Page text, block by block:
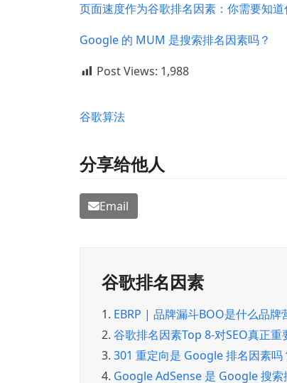
页面速度作为谷歌排名因素：你需要知道
Google 的 MUM 是搜索排名因素吗？
Post Views: 1,988
谷歌算法
分享给他人
Email
谷歌排名因素
1. EBRP | 品牌漏斗BOO是什么品牌
2. 谷歌排名因素Top 8-对SEO真正重
3. 301 重定向是 Google 排名因素吗
4. Google AdSense 是 Google 搜索